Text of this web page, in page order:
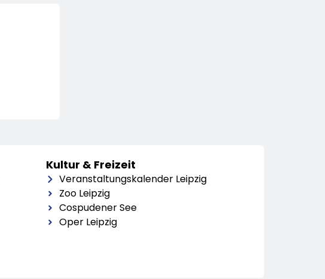
Kultur & Freizeit
Veranstaltungskalender Leipzig
Zoo Leipzig
Cospudener See
Oper Leipzig